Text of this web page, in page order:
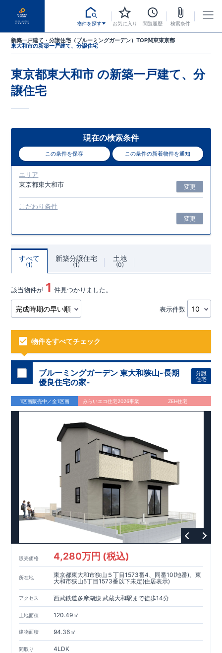
物件を探す お気に入り 閲覧履歴 検索条件
新築一戸建て・分譲住宅（ブルーミングガーデン）TOP関東東京都
東大和市の新築一戸建て、分譲住宅
東京都東大和市 の新築一戸建て、分
譲住宅
現在の検索条件
この条件を保存 この条件の新着物件を通知
エリア
東京都東大和市
変更
こだわり条件
変更
すべて
1
新築分譲住宅
1
土地
0
該当物件が 1 件見つかりました。
表示件数
物件をすべてチェック
ブルーミングガーデン 東大和狭山-長期
優良住宅の家-
分譲
住宅
1区画販売中／全1区画 みらいエコ住宅2026事業 ZEH住宅
販売価格 4,280万円 (税込)
所在地
東京都東大和市狭山５丁目1573番4、同番10(地番)、東
大和市狭山5丁目1573番以下未定(住居表示)
アクセス 西武鉄道多摩湖線 武蔵大和駅まで徒歩14分
土地面積 120.49㎡
建物面積 94.36㎡
間取り 4LDK